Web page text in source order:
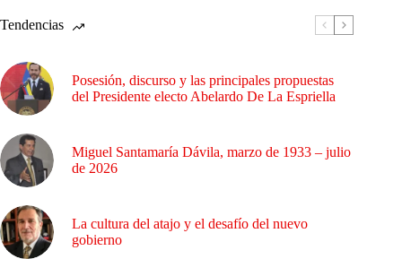
Tendencias
Posesión, discurso y las principales propuestas
del Presidente electo Abelardo De La Espriella
Miguel Santamaría Dávila, marzo de 1933 – julio
de 2026
La cultura del atajo y el desafío del nuevo
gobierno